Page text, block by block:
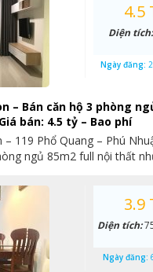
– Bán căn hộ 3 phòng
bán: 4.5 tỷ – Bao phí
– 119 Phổ Quang – Phú
ngủ 85m2 full nội thất
4.5
Diện tích:
Ngày đăng:
3.9
Diện tích:
Ngày đăng: